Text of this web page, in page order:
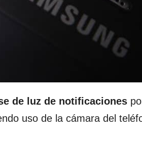
de luz de notificaciones
uso de la cámara del